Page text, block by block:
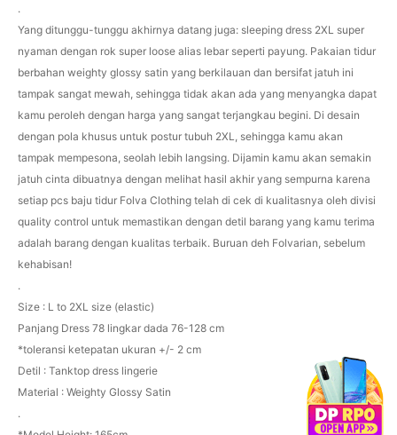
.
Yang ditunggu-tunggu akhirnya datang juga: sleeping dress 2XL super
nyaman dengan rok super loose alias lebar seperti payung. Pakaian tidur
berbahan weighty glossy satin yang berkilauan dan bersifat jatuh ini
tampak sangat mewah, sehingga tidak akan ada yang menyangka dapat
kamu peroleh dengan harga yang sangat terjangkau begini. Di desain
dengan pola khusus untuk postur tubuh 2XL, sehingga kamu akan
tampak mempesona, seolah lebih langsing. Dijamin kamu akan semakin
jatuh cinta dibuatnya dengan melihat hasil akhir yang sempurna karena
setiap pcs baju tidur Folva Clothing telah di cek di kualitasnya oleh divisi
quality control untuk memastikan dengan detil barang yang kamu terima
adalah barang dengan kualitas terbaik. Buruan deh Folvarian, sebelum
kehabisan!
.
Size : L to 2XL size (elastic)
Panjang Dress 78 lingkar dada 76-128 cm
*toleransi ketepatan ukuran +/- 2 cm
Detil : Tanktop dress lingerie
Material : Weighty Glossy Satin
.